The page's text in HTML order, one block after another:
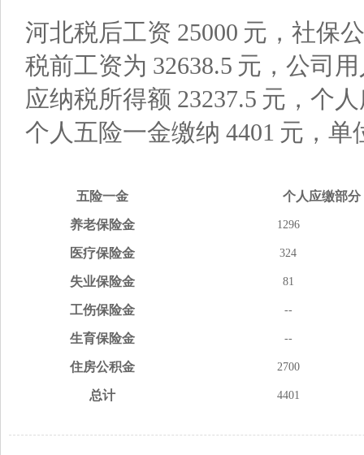
河北税后工资 25000 元，社保
税前工资为 32638.5 元，公司
应纳税所得额 23237.5 元，个
个人五险一金缴纳 4401 元，单
五险一金 个人应缴部分
养老保险金 1296
医疗保险金 324
失业保险金 81
工伤保险金 --
生育保险金 --
住房公积金 2700
总计 4401